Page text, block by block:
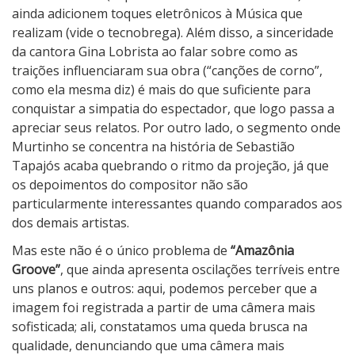
ainda adicionem toques eletrônicos à Música que
realizam (vide o tecnobrega). Além disso, a sinceridade
da cantora Gina Lobrista ao falar sobre como as
traições influenciaram sua obra (“canções de corno”,
como ela mesma diz) é mais do que suficiente para
conquistar a simpatia do espectador, que logo passa a
apreciar seus relatos. Por outro lado, o segmento onde
Murtinho se concentra na história de Sebastião
Tapajós acaba quebrando o ritmo da projeção, já que
os depoimentos do compositor não são
particularmente interessantes quando comparados aos
dos demais artistas.
Mas este não é o único problema de “Amazônia
Groove”, que ainda apresenta oscilações terríveis entre
uns planos e outros: aqui, podemos perceber que a
imagem foi registrada a partir de uma câmera mais
sofisticada; ali, constatamos uma queda brusca na
qualidade, denunciando que uma câmera mais